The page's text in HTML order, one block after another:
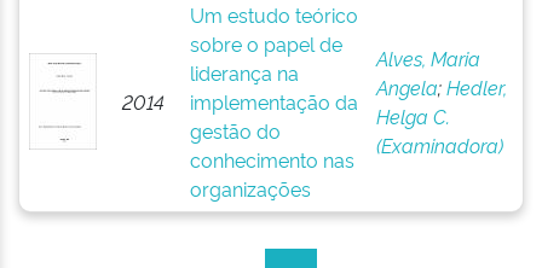
2014
Um estudo teórico
sobre o papel de
liderança na
implementação da
gestão do
conhecimento nas
organizações
Alves, Maria
Angela;Hedler,
Helga C.
(Examinadora)